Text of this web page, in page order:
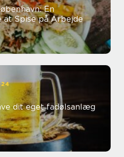
En
Spise på Arbejde
dit eget fadølsanlæg